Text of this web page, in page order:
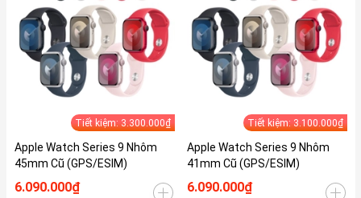
Tiết kiệm: 3.300.000₫
Apple Watch Series 9 Nhôm
45mm Cũ (GPS/ESIM)
6.090.000₫
Tiết kiệm: 3.100.000₫
Apple Watch Series 9 Nhôm
41mm Cũ (GPS/ESIM)
6.090.000₫